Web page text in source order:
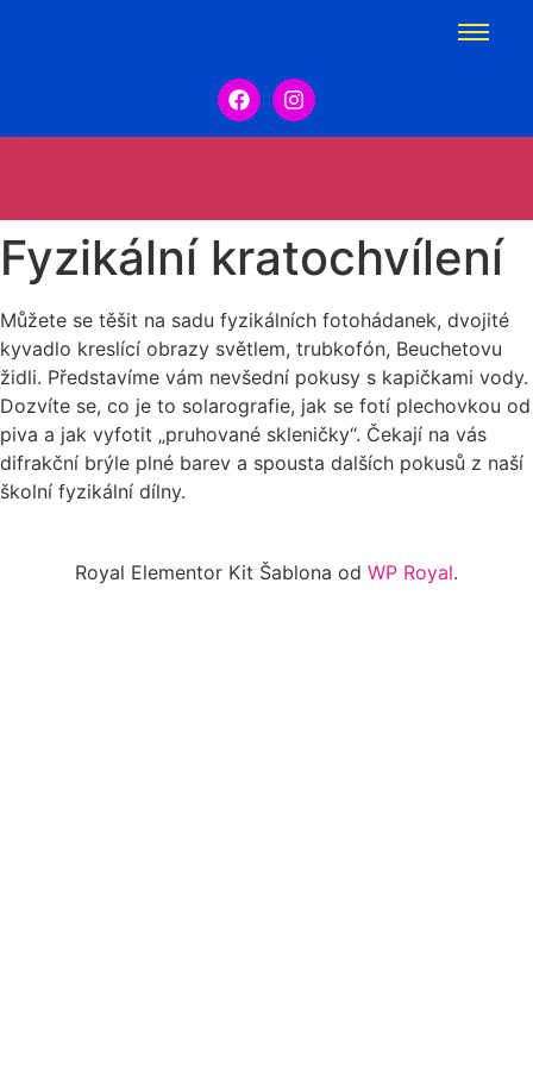
Fyzikální kratochvílení
Můžete se těšit na sadu fyzikálních fotohádanek, dvojité
kyvadlo kreslící obrazy světlem, trubkofón, Beuchetovu
židli. Představíme vám nevšední pokusy s kapičkami vody.
Dozvíte se, co je to solarografie, jak se fotí plechovkou od
piva a jak vyfotit „pruhované skleničky“. Čekají na vás
difrakční brýle plné barev a spousta dalších pokusů z naší
školní fyzikální dílny.
Royal Elementor Kit Šablona od WP Royal.